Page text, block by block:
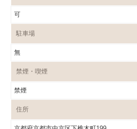
可
駐車場
無
禁煙・喫煙
禁煙
住所